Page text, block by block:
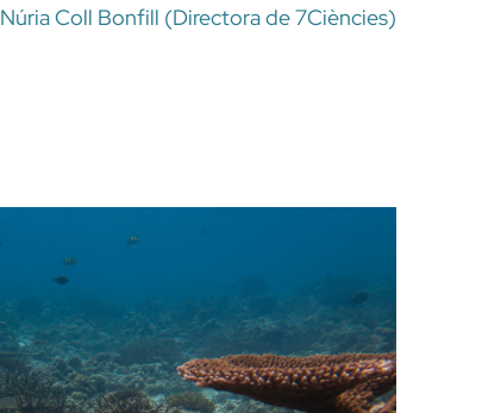
Núria Coll Bonfill (Directora de 7Ciències)